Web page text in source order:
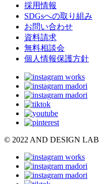
採用情報
SDGsへの取り組み
お問い合わせ
資料請求
無料相談会
個人情報保護方針
© 2022 AND DESIGN LAB